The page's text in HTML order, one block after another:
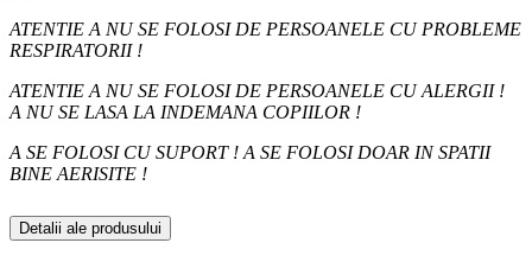
ATENTIE A NU SE FOLOSI DE PERSOANELE CU PROBLEME
RESPIRATORII !
ATENTIE A NU SE FOLOSI DE PERSOANELE CU ALERGII !
A NU SE LASA LA INDEMANA COPIILOR !
A SE FOLOSI CU SUPORT ! A SE FOLOSI DOAR IN SPATII
BINE AERISITE !
Detalii ale produsului